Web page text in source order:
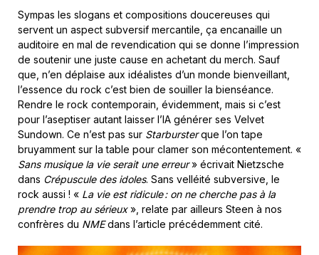
Sympas les slogans et compositions doucereuses qui
servent un aspect subversif mercantile, ça encanaille un
auditoire en mal de revendication qui se donne l’impression
de soutenir une juste cause en achetant du merch. Sauf
que, n’en déplaise aux idéalistes d’un monde bienveillant,
l’essence du rock c’est bien de souiller la bienséance.
Rendre le rock contemporain, évidemment, mais si c’est
pour l’aseptiser autant laisser l’IA générer ses Velvet
Sundown. Ce n’est pas sur Starbursterque l’on tape
bruyamment sur la table pour clamer son mécontentement. «
Sans musique la vie serait une erreur» écrivait Nietzsche
dans Crépuscule des idoles. Sans velléité subversive, le
rock aussi ! « La vie est ridicule : on ne cherche pas à la
prendre trop au sérieux», relate par ailleurs Steen à nos
confrères du NMEdans l’article précédemment cité.